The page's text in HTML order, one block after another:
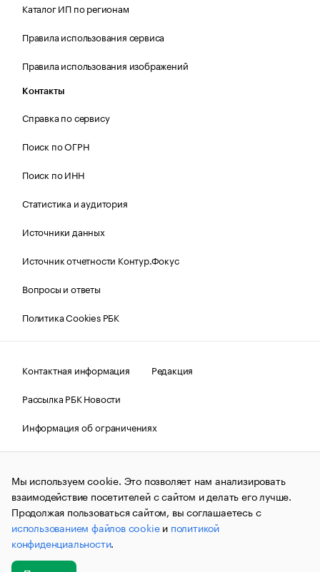
Каталог ИП по регионам
Правила использования сервиса
Правила использования изображений
Контакты
Справка по сервису
Поиск по ОГРН
Поиск по ИНН
Статистика и аудитория
Источники данных
Источник отчетности Контур.Фокус
Вопросы и ответы
Политика Cookies РБК
Контактная информация
Редакция
Рассылка РБК Новости
Информация об ограничениях
Правовая информация
О соблюдении авторских прав
© АО «РОСБИЗНЕСКОНСАЛТИНГ»,1995–2026.Сообщения
и материалы информационного агентства «РБК»
(зарегистрировано Федеральной службой по надзору в сфере
связи, информационных технологий и массовых
коммуникаций (Роскомнадзор) 09.12.2015 за номером ИА
№ФС77-63848) сопровождаются пометкой «РБК». Отдельные
публикации могут содержать информацию,
не предназначенную для пользователей
Мы используем cookie. Это позволяет нам анализировать
взаимодействие посетителей с сайтом и делать его лучше.
Продолжая пользоваться сайтом, вы соглашаетесь с
использованием файлов cookieи политикой
конфиденциальности.